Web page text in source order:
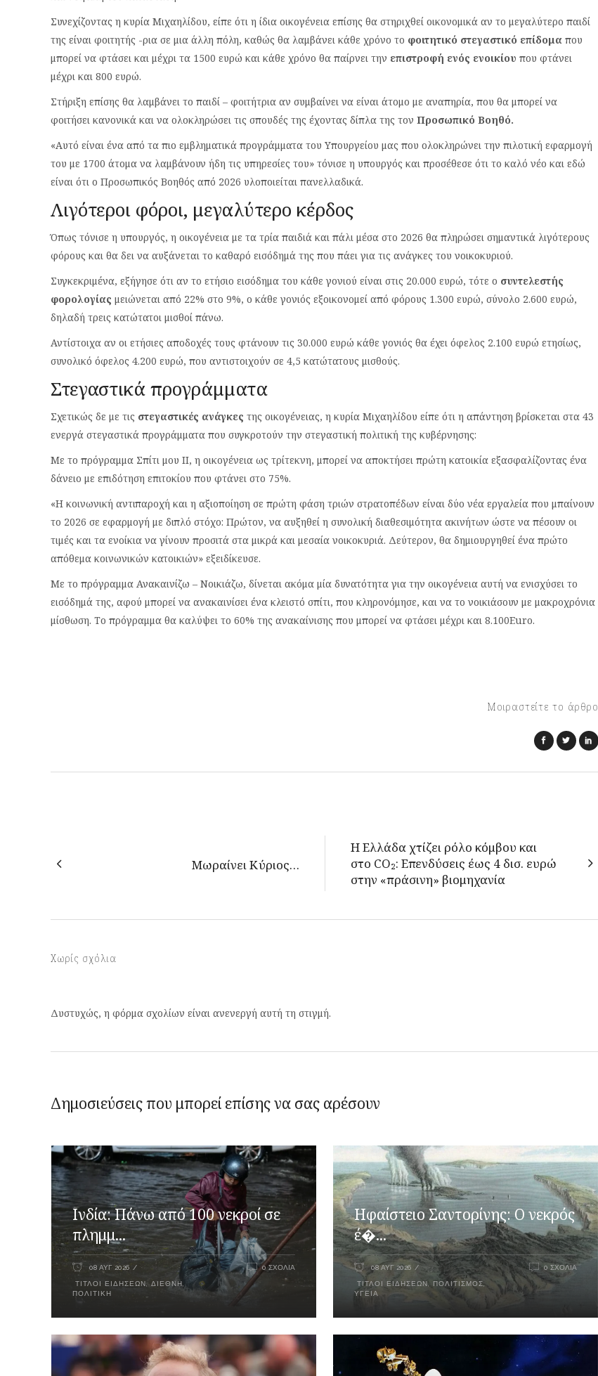
Συνεχίζοντας η κυρία Μιχαηλίδου, είπε ότι η ίδια οικογένεια επίσης θα στηριχθεί οικονομικά αν το μεγαλύτερο παιδί
της είναι φοιτητής -ρια σε μια άλλη πόλη, καθώς θα λαμβάνει κάθε χρόνο το φοιτητικό στεγαστικό επίδομα που
μπορεί να φτάσει και μέχρι τα 1500 ευρώ και κάθε χρόνο θα παίρνει την επιστροφή ενός ενοικίου που φτάνει
μέχρι και 800 ευρώ.
Στήριξη επίσης θα λαμβάνει το παιδί – φοιτήτρια αν συμβαίνει να είναι άτομο με αναπηρία, που θα μπορεί να
φοιτήσει κανονικά και να ολοκληρώσει τις σπουδές της έχοντας δίπλα της τον Προσωπικό Βοηθό.
«Αυτό είναι ένα από τα πιο εμβληματικά προγράμματα του Υπουργείου μας που ολοκληρώνει την πιλοτική εφαρμογή
του με 1700 άτομα να λαμβάνουν ήδη τις υπηρεσίες του» τόνισε η υπουργός και προσέθεσε ότι το καλό νέο και εδώ
είναι ότι ο Προσωπικός Βοηθός από 2026 υλοποιείται πανελλαδικά.
Λιγότεροι φόροι, μεγαλύτερο κέρδος
Όπως τόνισε η υπουργός, η οικογένεια με τα τρία παιδιά και πάλι μέσα στο 2026 θα πληρώσει σημαντικά λιγότερους
φόρους και θα δει να αυξάνεται το καθαρό εισόδημά της που πάει για τις ανάγκες του νοικοκυριού.
Συγκεκριμένα, εξήγησε ότι αν το ετήσιο εισόδημα του κάθε γονιού είναι στις 20.000 ευρώ, τότε ο συντελεστής
φορολογίας μειώνεται από 22% στο 9%, ο κάθε γονιός εξοικονομεί από φόρους 1.300 ευρώ, σύνολο 2.600 ευρώ,
δηλαδή τρεις κατώτατοι μισθοί πάνω.
Αντίστοιχα αν οι ετήσιες αποδοχές τους φτάνουν τις 30.000 ευρώ κάθε γονιός θα έχει όφελος 2.100 ευρώ ετησίως,
συνολικό όφελος 4.200 ευρώ, που αντιστοιχούν σε 4,5 κατώτατους μισθούς.
Στεγαστικά προγράμματα
Σχετικώς δε με τις στεγαστικές ανάγκες της οικογένειας, η κυρία Μιχαηλίδου είπε ότι η απάντηση βρίσκεται στα 43
ενεργά στεγαστικά προγράμματα που συγκροτούν την στεγαστική πολιτική της κυβέρνησης:
Με το πρόγραμμα Σπίτι μου ΙΙ, η οικογένεια ως τρίτεκνη, μπορεί να αποκτήσει πρώτη κατοικία εξασφαλίζοντας ένα
δάνειο με επιδότηση επιτοκίου που φτάνει στο 75%.
«Η κοινωνική αντιπαροχή και η αξιοποίηση σε πρώτη φάση τριών στρατοπέδων είναι δύο νέα εργαλεία που μπαίνουν
το 2026 σε εφαρμογή με διπλό στόχο: Πρώτον, να αυξηθεί η συνολική διαθεσιμότητα ακινήτων ώστε να πέσουν οι
τιμές και τα ενοίκια να γίνουν προσιτά στα μικρά και μεσαία νοικοκυριά. Δεύτερον, θα δημιουργηθεί ένα πρώτο
απόθεμα κοινωνικών κατοικιών» εξειδίκευσε.
Με το πρόγραμμα Ανακαινίζω – Νοικιάζω, δίνεται ακόμα μία δυνατότητα για την οικογένεια αυτή να ενισχύσει το
εισόδημά της, αφού μπορεί να ανακαινίσει ένα κλειστό σπίτι, που κληρονόμησε, και να το νοικιάσουν με μακροχρόνια
μίσθωση. Το πρόγραμμα θα καλύψει το 60% της ανακαίνισης που μπορεί να φτάσει μέχρι και 8.100Euro.
Μοιραστείτε το άρθρο
Μωραίνει Κύριος…
Η Ελλάδα χτίζει ρόλο κόμβου και
στο CO₂: Επενδύσεις έως 4 δισ. ευρώ
στην «πράσινη» βιομηχανία
Χωρίς σχόλια
Δυστυχώς, η φόρμα σχολίων είναι ανενεργή αυτή τη στιγμή.
Δημοσιεύσεις που μπορεί επίσης να σας αρέσουν
Ινδία: Πάνω από 100 νεκροί σε
πλημμ...
08 ΑΥΓ 2026
ΤΊΤΛΟΙ ΕΙΔΉΣΕΩΝ ΔΙΕΘΝΉ
ΠΟΛΙΤΙΚΉ
0 ΣΧΌΛΙΑ
Ηφαίστειο Σαντορίνης: Ο νεκρός
έ�...
08 ΑΥΓ 2026
ΤΊΤΛΟΙ ΕΙΔΉΣΕΩΝ ΠΟΛΙΤΙΣΜΌΣ
ΥΓΕΊΑ
0 ΣΧΌΛΙΑ